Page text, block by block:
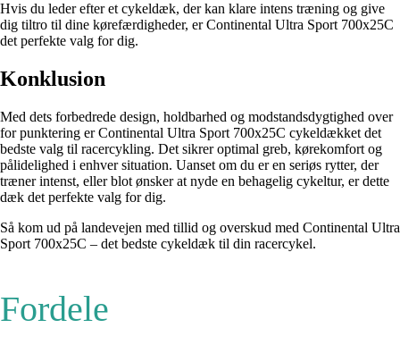
Hvis du leder efter et cykeldæk, der kan klare intens træning og give
dig tiltro til dine kørefærdigheder, er Continental Ultra Sport 700x25C
det perfekte valg for dig.
Konklusion
Med dets forbedrede design, holdbarhed og modstandsdygtighed over
for punktering er Continental Ultra Sport 700x25C cykeldækket det
bedste valg til racercykling. Det sikrer optimal greb, kørekomfort og
pålidelighed i enhver situation. Uanset om du er en seriøs rytter, der
træner intenst, eller blot ønsker at nyde en behagelig cykeltur, er dette
dæk det perfekte valg for dig.
Så kom ud på landevejen med tillid og overskud med Continental Ultra
Sport 700x25C – det bedste cykeldæk til din racercykel.
Fordele